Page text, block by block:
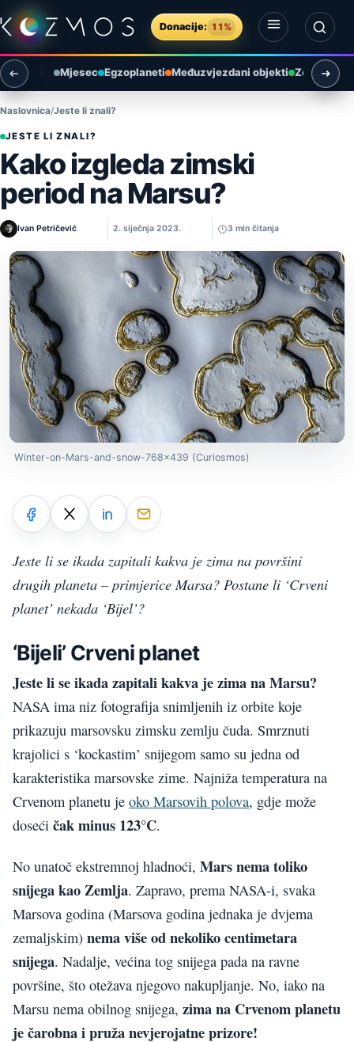
Preskoči na sadržaj
Donacije: 11%
Otvori izbornik
Otvori pretragu
Mjesec Egzoplaneti Međuzvjezdani objekti Zemlja i
Naslovnica Jeste li znali?
JESTE LI ZNALI?
Kako izgleda zimski
period na Marsu?
Ivan Petričević 2. siječnja 2023. 3 min čitanja
Winter-on-Mars-and-snow-768x439 (Curiosmos)
Jeste li se ikada zapitali kakva je zima na površini
drugih planeta – primjerice Marsa? Postane li ‘Crveni
planet’ nekada ‘Bijel’?
‘Bijeli’ Crveni planet
Jeste li se ikada zapitali kakva je zima na Marsu?
NASA ima niz fotografija snimljenih iz orbite koje
prikazuju marsovsku zimsku zemlju čuda. Smrznuti
krajolici s ‘kockastim’ snijegom samo su jedna od
karakteristika marsovske zime. Najniža temperatura na
Crvenom planetu je oko Marsovih polova, gdje može
doseći čak minus 123°C.
No unatoč ekstremnoj hladnoći, Mars nema toliko
snijega kao Zemlja. Zapravo, prema NASA-i, svaka
Marsova godina (Marsova godina jednaka je dvjema
zemaljskim) nema više od nekoliko centimetara
snijega. Nadalje, većina tog snijega pada na ravne
površine, što otežava njegovo nakupljanje. No, iako na
Marsu nema obilnog snijega, zima na Crvenom planetu
je čarobna i pruža nevjerojatne prizore!